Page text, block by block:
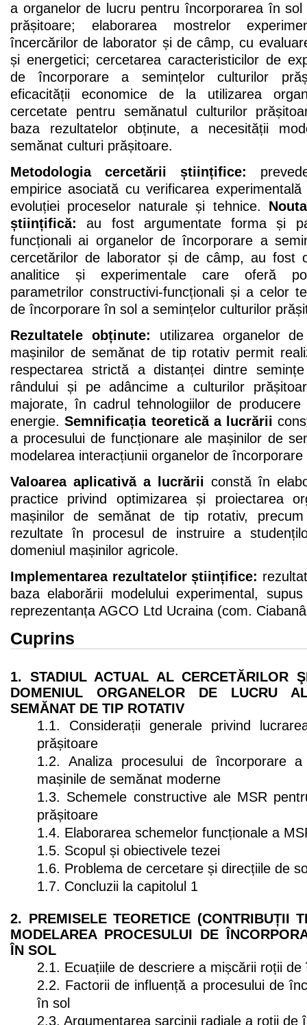
a organelor de lucru pentru încorporarea în
prășitoare; elaborarea mostrelor
încercărilor de laborator și de câmp, cu
și energetici; cercetarea caracteristicilor de
de încorporare a semințelor culturilor
eficacității economice de la utilizarea
cercetate pentru semănatul culturilor
baza rezultatelor obținute, a necesității
semănat culturi prășitoare.
Metodologia cercetării științifice:
empirice asociată cu verificarea
evoluției proceselor naturale și tehnice.
științifică: au fost argumentate forma și
funcționali ai organelor de încorporare a
cercetărilor de laborator și de câmp, au fost
analitice și experimentale care oferă
parametrilor constructivi-funcționali și a celor
de încorporare în sol a semințelor culturilor
Rezultatele obținute: utilizarea organelor
mașinilor de semănat de tip rotativ permit
respectarea strictă a distanței dintre
rândului și pe adâncime a culturilor
majorate, în cadrul tehnologiilor de
energie.Semnificația teoretică a lucrării
a procesului de funcționare ale mașinilor de
modelarea interacțiunii organelor de încorporare
Valoarea aplicativă a lucrării constă în
practice privind optimizarea și proiectarea
mașinilor de semănat de tip rotativ,
rezultate în procesul de instruire a
domeniul mașinilor agricole.
Implementarea rezultatelor științifice:
baza elaborării modelului experimental,
reprezentanța AGCO Ltd Ucraina (com.
Cuprins
1. STADIUL ACTUAL AL CERCETĂRILOR
DOMENIUL ORGANELOR DE LUCRU
SEMĂNAT DE TIP ROTATIV
1.1. Considerații generale privind
prășitoare
1.2. Analiza procesului de încorporare
mașinile de semănat moderne
1.3. Schemele constructive ale MSR
prășitoare
1.4. Elaborarea schemelor funcționale a
1.5. Scopul și obiectivele tezei
1.6. Problema de cercetare și direcțiile de
1.7. Concluzii la capitolul 1
2. PREMISELE TEORETICE (CONTRIBUȚII
MODELAREA PROCESULUI DE
ÎN SOL
2.1. Ecuațiile de descriere a mișcării roții
2.2. Factorii de influență a procesului de
în sol
2.3. Argumentarea sarcinii radiale a roții de